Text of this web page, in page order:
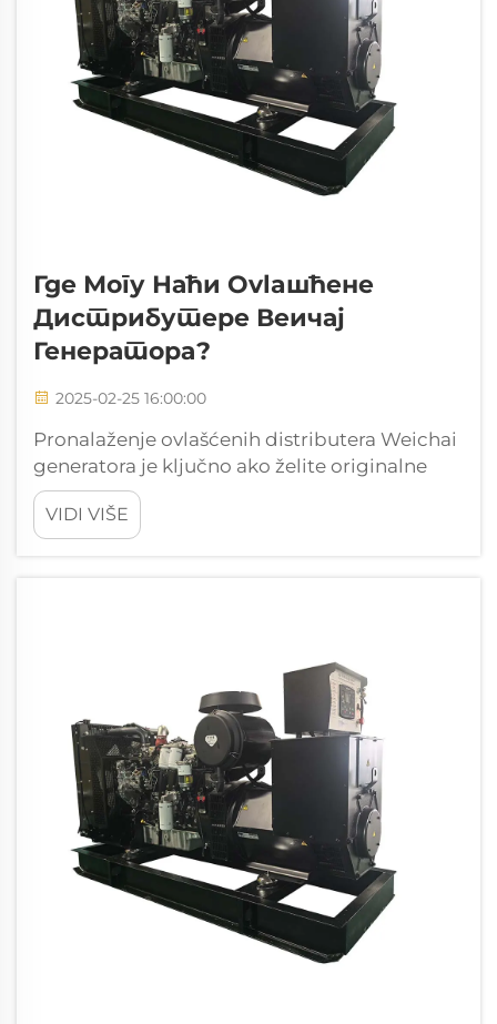
Где Могу Наћи Оvlaшћене
Дистрибутере Веичај
Генератора?
2025-02-25 16:00:00
Pronalaženje ovlašćenih distributera Weichai
generatora je ključno ako želite originalne
proizvode i pouzdanu podršku. Ovlašćeni
distributeri garanciraju autentičnost, pravilne
garancije i pouzdano posleprodajno
VIDI VIŠE